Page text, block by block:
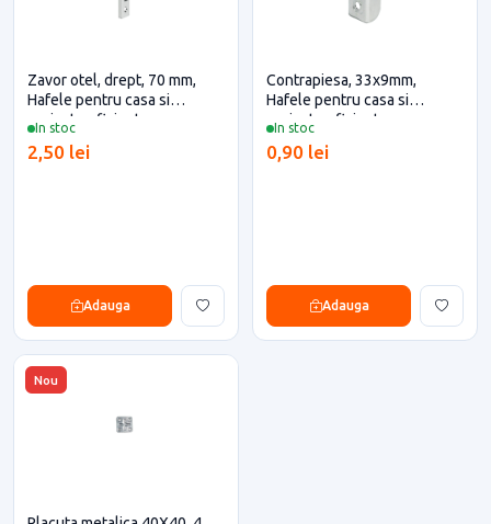
In stoc
Zavor otel, drept, 70 mm,
Hafele pentru casa si
proiecte eficiente
2,50 lei
Adauga
In stoc
Contrapiesa, 33x9mm,
Hafele pentru casa si
proiecte eficiente
0,90 lei
Adauga
Nou